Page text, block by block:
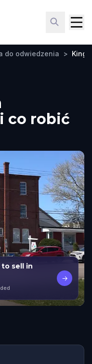
do odwiedzenia >
co robić
sell in
→